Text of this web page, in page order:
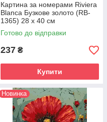
Картина за номерами Riviera
Blanca Бузкове золото (RB-
1365) 28 х 40 см
Готово до відправки
237 ₴
Купити
Новинка